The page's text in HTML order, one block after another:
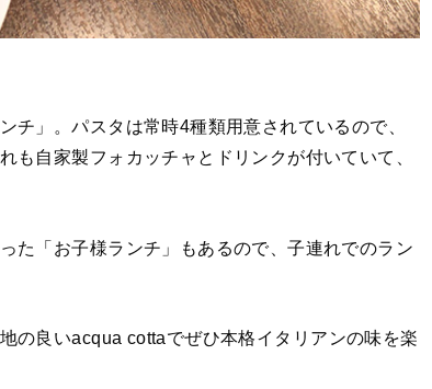
チ」。パスタは常時4種類用意されているので、
も自家製フォカッチャとドリンクが付いていて、
た「お子様ランチ」もあるので、子連れでのラン
の良いacqua cottaでぜひ本格イタリアンの味を楽